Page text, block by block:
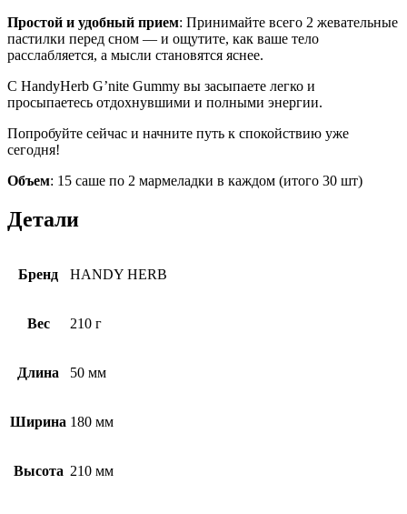
Простой и удобный прием: Принимайте всего 2 жевательные
пастилки перед сном — и ощутите, как ваше тело
расслабляется, а мысли становятся яснее.
С HandyHerb G’nite Gummy вы засыпаете легко и
просыпаетесь отдохнувшими и полными энергии.
Попробуйте сейчас и начните путь к спокойствию уже
сегодня!
Объем: 15 саше по 2 мармеладки в каждом (итого 30 шт)
Детали
Бренд HANDY HERB
Вес 210 г
Длина 50 мм
Ширина 180 мм
Высота 210 мм